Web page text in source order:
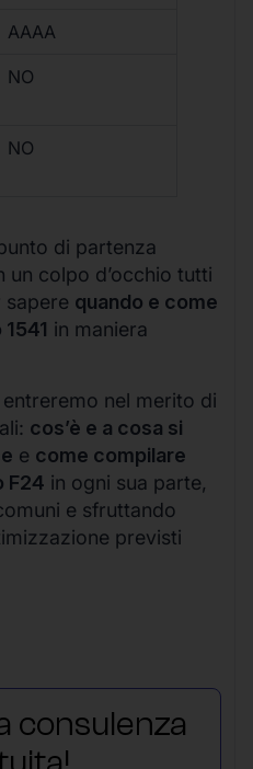
AAAA
NO
NO
di partenza
colpo d’occhio tutti
sapere quando e come
in maniera
nel merito di
cos’è e a cosa si
e come compilare
F24 in ogni sua parte,
e sfruttando
previsti
consulenza